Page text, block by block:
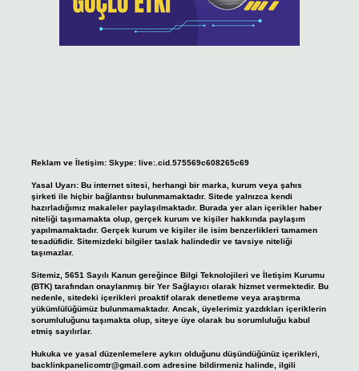
Reklam ve İletişim: Skype: live:.cid.575569c608265c69
Yasal Uyarı: Bu internet sitesi, herhangi bir marka, kurum veya şahıs
şirketi ile hiçbir bağlantısı bulunmamaktadır. Sitede yalnızca kendi
hazırladığımız makaleler paylaşılmaktadır. Burada yer alan içerikler haber
niteliği taşımamakta olup, gerçek kurum ve kişiler hakkında paylaşım
yapılmamaktadır. Gerçek kurum ve kişiler ile isim benzerlikleri tamamen
tesadüfidir. Sitemizdeki bilgiler taslak halindedir ve tavsiye niteliği
taşımazlar.
Sitemiz, 5651 Sayılı Kanun gereğince Bilgi Teknolojileri ve İletişim Kurumu
(BTK) tarafından onaylanmış bir Yer Sağlayıcı olarak hizmet vermektedir. Bu
nedenle, sitedeki içerikleri proaktif olarak denetleme veya araştırma
yükümlülüğümüz bulunmamaktadır. Ancak, üyelerimiz yazdıkları içeriklerin
sorumluluğunu taşımakta olup, siteye üye olarak bu sorumluluğu kabul
etmiş sayılırlar.
Hukuka ve yasal düzenlemelere aykırı olduğunu düşündüğünüz içerikleri,
backlinkpanelicomtr@gmail.comadresine bildirmeniz halinde, ilgili